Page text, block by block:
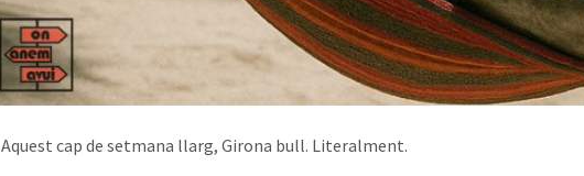
Aquest cap de setmana llarg, Girona bull. Literalment.